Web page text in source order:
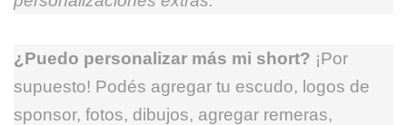
¿Puedo personalizar más mi short? ¡Por
supuesto! Podés agregar tu escudo, logos de
sponsor, fotos, dibujos, agregar remeras,